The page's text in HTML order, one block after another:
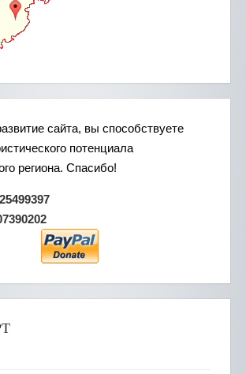
сайта, вы способствуете
потенциала
региона. Спасибо!